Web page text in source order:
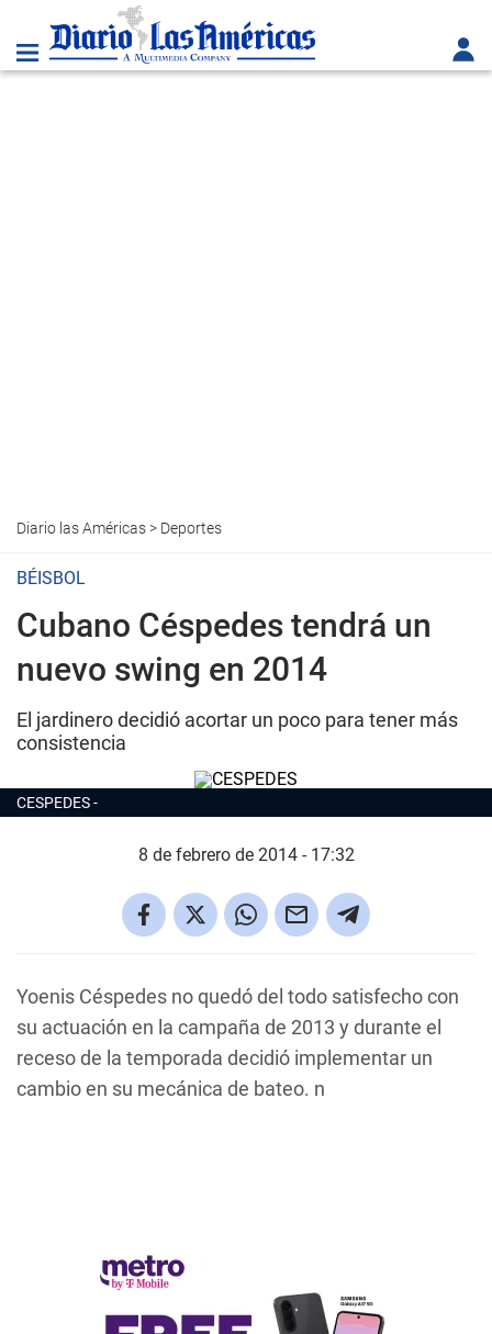
Diario las Américas> Deportes
BÉISBOL
Cubano Céspedes tendrá un
nuevo swing en 2014
El jardinero decidió acortar un poco para tener más
consistencia
CESPEDES
8 de febrero de 2014 - 17:32
Yoenis Céspedes no quedó del todo satisfecho con
su actuación en la campaña de 2013 y durante el
receso de la temporada decidió implementar un
cambio en su mecánica de bateo. n